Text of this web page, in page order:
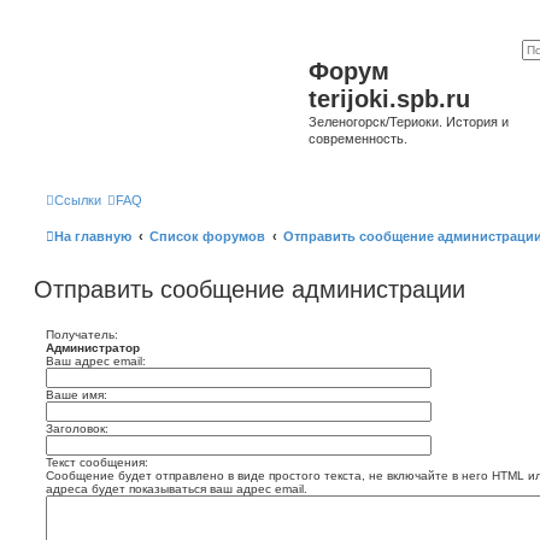
Форум
terijoki.spb.ru
Зеленогорск/Териоки. История и
современность.
Ссылки FAQ
На главную Список форумов Отправить сообщение
Отправить сообщение администрации
Получатель:
Администратор
Ваш адрес email:
Ваше имя:
Заголовок:
Текст сообщения:
Сообщение будет отправлено в виде простого текста, не включайте в него HTML
адреса будет показываться ваш адрес email.